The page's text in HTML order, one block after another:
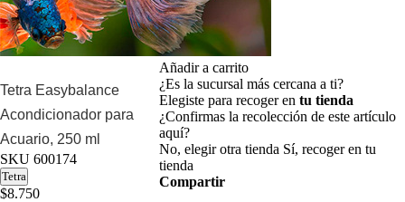
Tetra Easybalance
Acondicionador para
Acuario, 250 ml
SKU 600174
Tetra
$8.750
Añadir a carrito
¿Es la sucursal más cercana a ti?
Elegiste para recoger en tu tienda
¿Confirmas la recolección de este artículo
aquí?
No, elegir otra tienda Sí, recoger en tu
tienda
Compartir